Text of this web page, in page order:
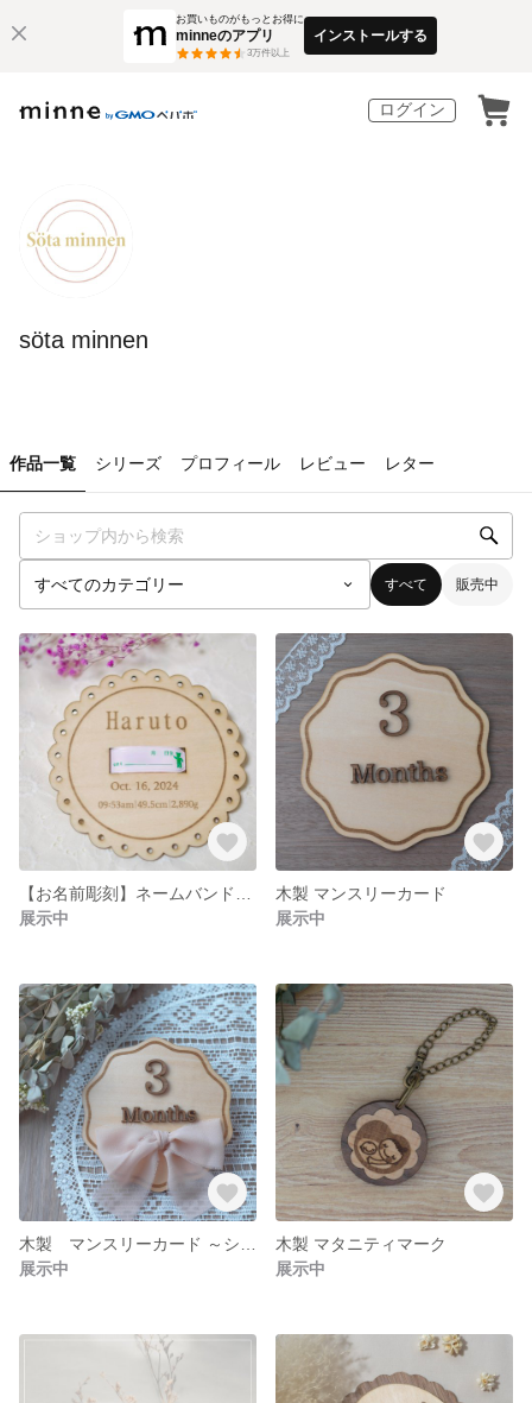
お買いものがもっとお得に
minneのアプリ
3万件以上
インストールする
ログイン
söta minnen
作品一覧 シリーズ プロフィール レビュー レター
すべて 販売中
展示中
木製 マンスリーカード
展示中
展示中
木製 マタニティマーク
展示中